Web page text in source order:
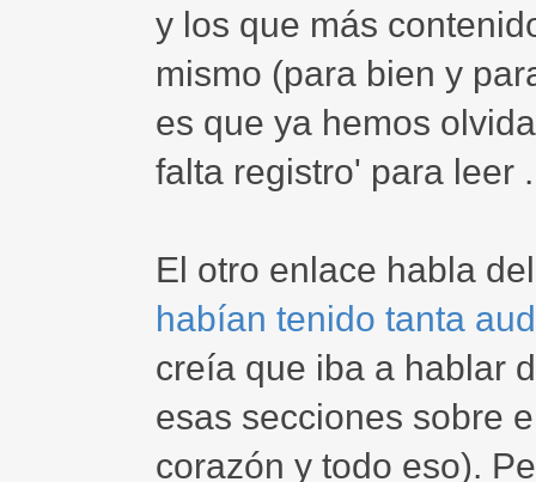
y los que más
mismo (para bien y
es que ya hemos
falta registro' para leer
El otro enlace habla
habían tenido tanta
creía que iba a hablar
esas secciones sobre
corazón y todo eso).